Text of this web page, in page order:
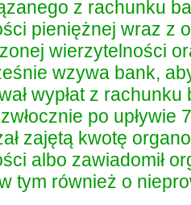
z rachunku
pieniężnej wraz z
wierzytelności
wzywa bank,
wypłat z
po
zajętą kwotę
albo zawiadomił
w tym również o